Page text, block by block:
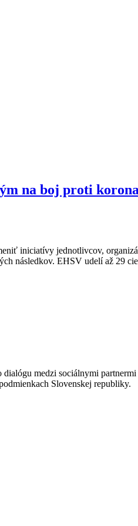
na boj proti
iniciatívy jednotlivcov,
následkov. EHSV udelí až 29
medzi sociálnymi
Slovenskej republiky.